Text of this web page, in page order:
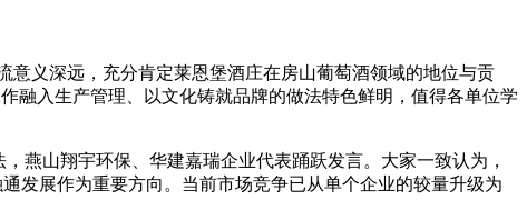
义深远，充分肯定莱恩堡酒庄在房山葡萄酒领域的地位与贡
融入生产管理、以文化铸就品牌的做法特色鲜明，值得各单位学
燕山翔宇环保、华建嘉瑞企业代表踊跃发言。大家一致认为，
发展作为重要方向。当前市场竞争已从单个企业的较量升级为